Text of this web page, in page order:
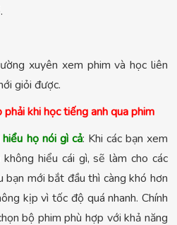
xuyên xem phim và học liên
giỏi được.
khi học tiếng anh qua phim
họ nói gì cả: Khi các bạn xem
hiểu cái gì, sẽ làm cho các
bạn mới bắt đầu thì càng khó hơn
kịp vì tốc độ quá nhanh. Chính
bộ phim phù hợp với khả năng